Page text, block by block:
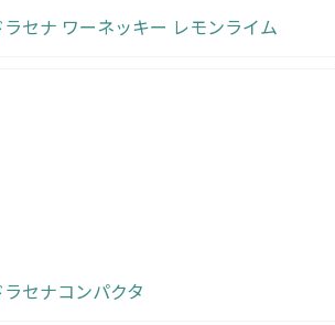
ラセナ ワーネッキー レモンライム
ラセナコンパクタ